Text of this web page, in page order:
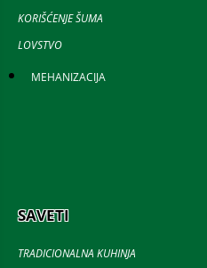
KORIŠĆENJE ŠUMA
LOVSTVO
MEHANIZACIJA
SAVETI
TRADICIONALNA KUHINJA